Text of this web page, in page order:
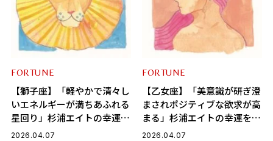
FORTUNE
【獅子座】「軽やかで清々し
いエネルギーが満ちあふれる
星回り」杉浦エイトの幸運を
呼ぶ12星座占い（4/7～
2026.04.07
FORTUNE
【乙女座】「美意識が研ぎ澄
まされポジティブな欲求が高
まる」杉浦エイトの幸運を呼
ぶ12星座占い（4/7～5/6）
2026.04.07